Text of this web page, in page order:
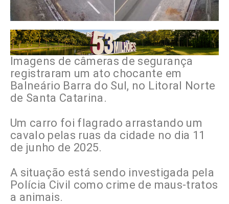
Imagens de câmeras de segurança
registraram um ato chocante em
Balneário Barra do Sul, no Litoral Norte
de Santa Catarina.
Um carro foi flagrado arrastando um
cavalo pelas ruas da cidade no dia 11
de junho de 2025.
A situação está sendo investigada pela
Polícia Civil como crime de maus-tratos
a animais.